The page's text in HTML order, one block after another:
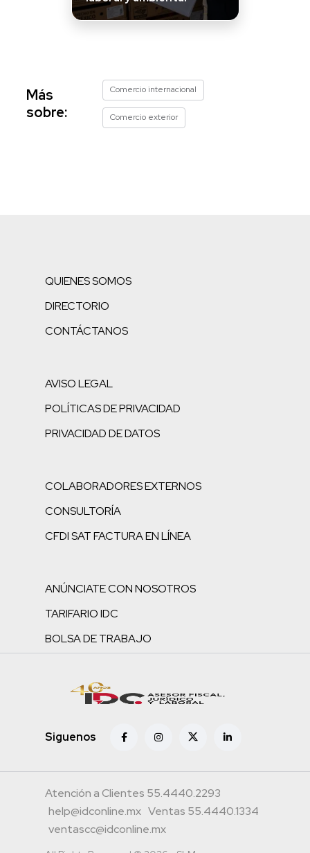
Más
sobre:
Comercio internacional
Comercio exterior
QUIENES SOMOS
DIRECTORIO
CONTÁCTANOS
AVISO LEGAL
POLÍTICAS DE PRIVACIDAD
PRIVACIDAD DE DATOS
COLABORADORES EXTERNOS
CONSULTORÍA
CFDI SAT FACTURA EN LÍNEA
ANÚNCIATE CON NOSOTROS
TARIFARIO IDC
BOLSA DE TRABAJO
Siguenos
Atención a Clientes 55.4440.2293
help@idconline.mx Ventas 55.4440.1334
ventascc@idconline.mx